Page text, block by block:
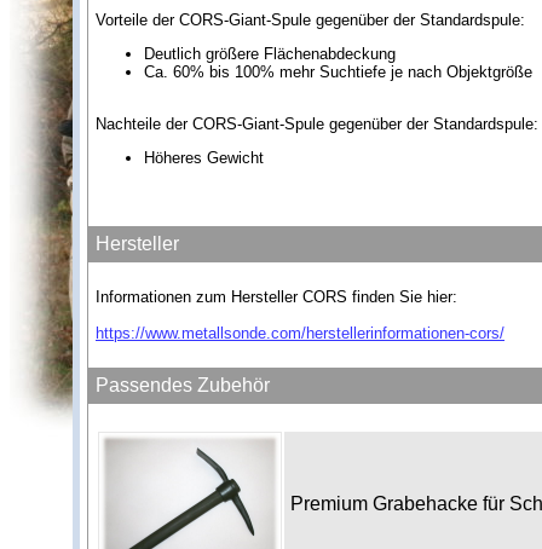
Vorteile der CORS-Giant-Spule gegenüber der Standardspule:
Deutlich größere Flächenabdeckung
Ca. 60% bis 100% mehr Suchtiefe je nach Objektgröße
Nachteile der CORS-Giant-Spule gegenüber der Standardspule:
Höheres Gewicht
Hersteller
Informationen zum Hersteller CORS finden Sie hier:
https://www.metallsonde.com/herstellerinformationen-cors/
Passendes Zubehör
Premium Grabehacke für